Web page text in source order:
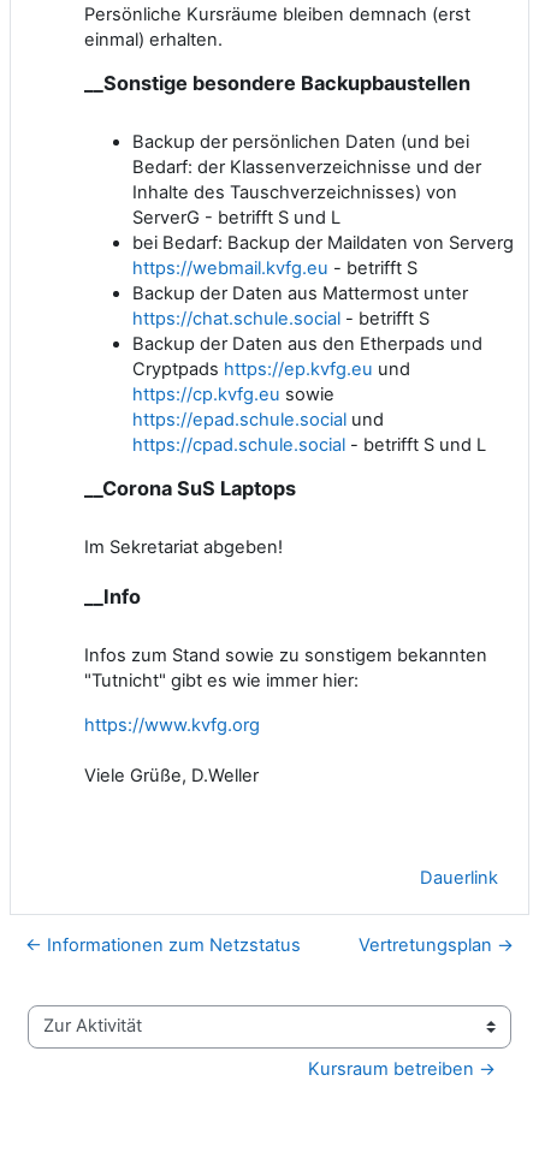
Persönliche Kursräume bleiben demnach (erst
einmal) erhalten.
__Sonstige besondere Backupbaustellen
Backup der persönlichen Daten (und bei
Bedarf: der Klassenverzeichnisse und der
Inhalte des Tauschverzeichnisses) von
ServerG - betrifft S und L
bei Bedarf: Backup der Maildaten von Serverg
https://webmail.kvfg.eu - betrifft S
Backup der Daten aus Mattermost unter
https://chat.schule.social - betrifft S
Backup der Daten aus den Etherpads und
Cryptpads https://ep.kvfg.eu und
https://cp.kvfg.eu sowie
https://epad.schule.social und
https://cpad.schule.social - betrifft S und L
__Corona SuS Laptops
Im Sekretariat abgeben!
__Info
Infos zum Stand sowie zu sonstigem bekannten
"Tutnicht" gibt es wie immer hier:
https://www.kvfg.org
Viele Grüße, D.Weller
Dauerlink
← Informationen zum Netzstatus Vertretungsplan →
Zur Aktivität
Kursraum betreiben →